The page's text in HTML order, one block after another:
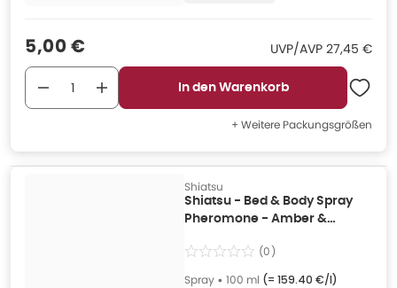
Verkaufspreis
5,00 € UVP/AVP UVP/AVP
27,45 €
In den Warenkorb
+ Weitere Packungsgrößen
Shiatsu
Shiatsu - Bed & Body Spray
Pheromone - Amber &
(0)
Spray • 100 ml (= 159.40 €/l)